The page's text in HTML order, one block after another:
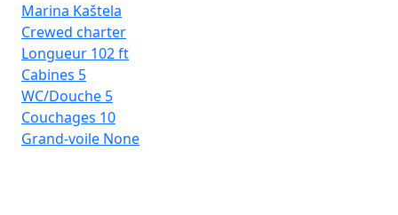
Marina Kaštela
Crewed charter
Longueur 102 ft
Cabines 5
WC/Douche 5
Couchages 10
Grand-voile None